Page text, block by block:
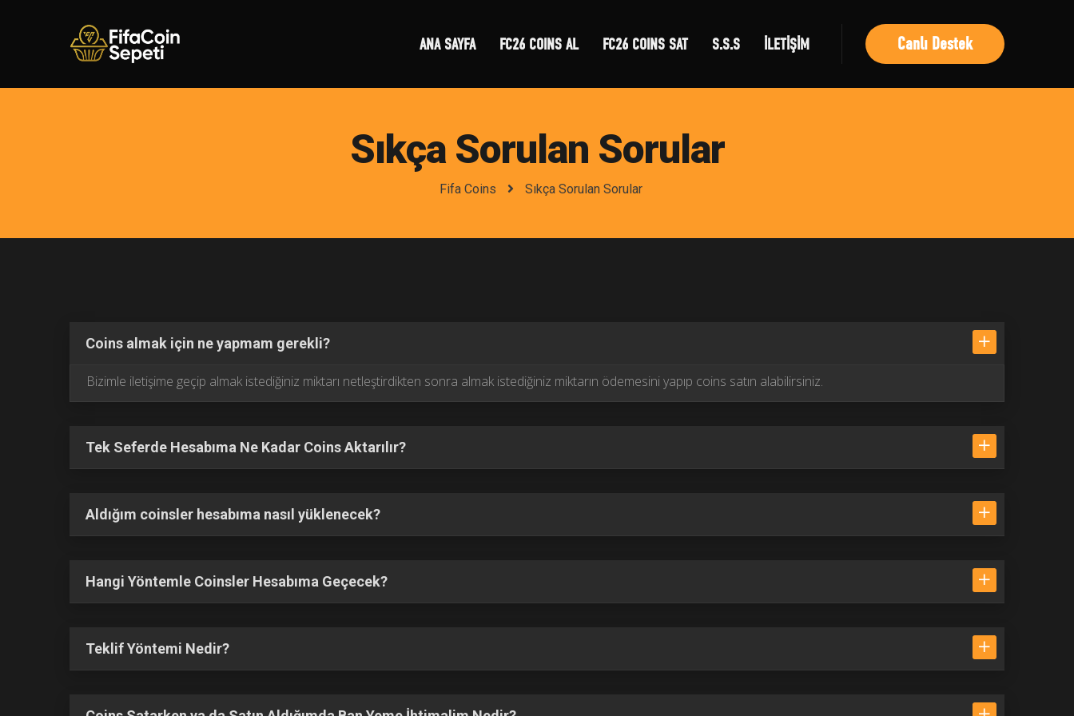
Canlı Destek
ANA SAYFA FC26 COINS AL FC26 COINS SAT S.S.S İLETİŞİM
Sıkça Sorulan Sorular
Fifa Coins Sıkça Sorulan Sorular
Coins almak için ne yapmam gerekli?
Bizimle iletişime geçip almak istediğiniz miktarı netleştirdikten sonra almak istediğiniz miktarın ödemesini yapıp coins satın alabilirsiniz.
Tek Seferde Hesabıma Ne Kadar Coins Aktarılır?
Aldığım coinsler hesabıma nasıl yüklenecek?
Hangi Yöntemle Coinsler Hesabıma Geçecek?
Teklif Yöntemi Nedir?